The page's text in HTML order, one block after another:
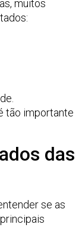
muitos
tão importante
das
se as